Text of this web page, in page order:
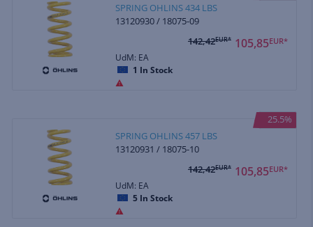
SPRING OHLINS 434 LBS
13120930 / 18075-09
105,85EUR*
142,42EUR*
UdM: EA
1 In Stock
25.5%
SPRING OHLINS 457 LBS
13120931 / 18075-10
105,85EUR*
142,42EUR*
UdM: EA
5 In Stock